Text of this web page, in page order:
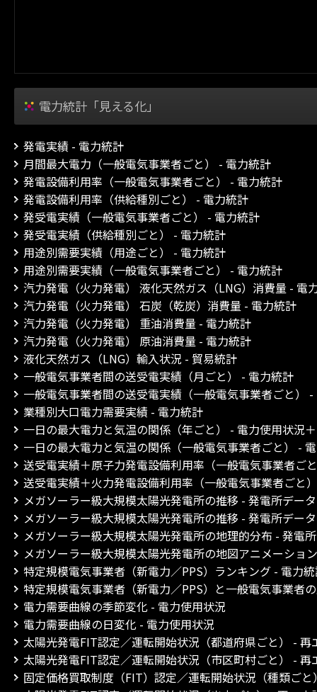
電力統計「見える化」
発電実績 - 電力統計
月間最大電力（一般電気事業者ごと） - 電力統計
発電設備利用率（一般電気事業者ごと） - 電力統計
発電設備利用率（供給種別ごと） - 電力統計
発受電実績（一般電気事業者ごと） - 電力統計
発受電実績（供給種別ごと） - 電力統計
用途別需要実績（用途ごと） - 電力統計
用途別需要実績（一般電気事業者ごと） - 電力統計
汽力発電（火力発電） 液化天然ガス（LNG）消費量 - 電
汽力発電（火力発電） 石炭（乾炭）消費量 - 電力統計
汽力発電（火力発電） 重油消費量 - 電力統計
汽力発電（火力発電） 原油消費量 - 電力統計
液化天然ガス（LNG）輸入状況 - 貿易統計
一般電気事業者間の送受電実績（月ごと） - 電力統計
一般電気事業者間の送受電実績（一般電気事業者ごと）
業種別大口電力需要実績 - 電力統計
一日の最大電力と気温の関係（年ごと） - 電力使用状況
一日の最大電力と気温の関係（一般電気事業者ごと） -
送受電実績＋原子力発電設備利用率（一般電気事業者ご
送受電実績＋火力発電設備利用率（一般電気事業者ごと
メガソーラー級大規模太陽光発電所の推移 - 発電所デー
メガソーラー級大規模太陽光発電所の推移 - 発電所デー
メガソーラー級大規模太陽光発電所の地理的分布 - 発電
メガソーラー級大規模太陽光発電所の地図アニメーショ
特定規模電気事業者（新電力／PPS）ランキング - 電力
特定規模電気事業者（新電力／PPS）と一般電気事業者
電力需要曲線の季節変化 - 電力使用状況
電力需要曲線の日変化 - 電力使用状況
太陽光発電FIT認定／運転開始状況（都道府県ごと） - 再
太陽光発電FIT認定／運転開始状況（市区町村ごと） - 再
固定価格買取制度（FIT）認定／運転開始状況（種類ご